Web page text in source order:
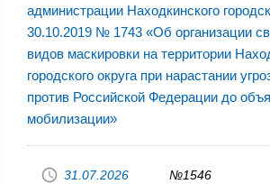
администрации Находкинского
30.10.2019 № 1743 «Об организации
видов маскировки на территории
городского округа при нарастании
против Российской Федерации до
мобилизации»
31.07.2026 №1546